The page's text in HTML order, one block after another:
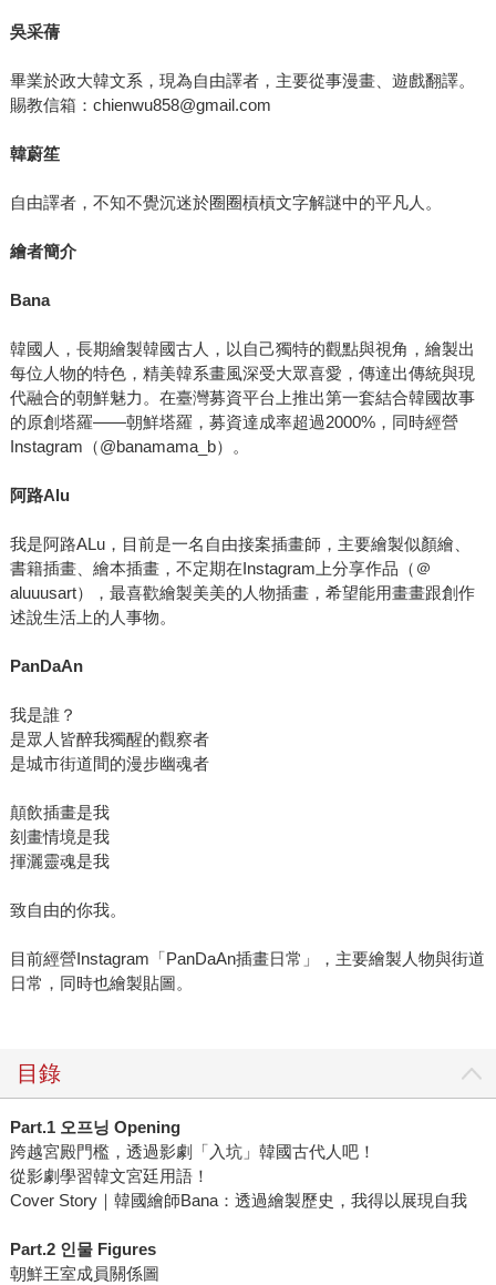
吳采蒨
畢業於政大韓文系，現為自由譯者，主要從事漫畫、遊戲翻譯。
賜教信箱：chienwu858@gmail.com
韓蔚笙
自由譯者，不知不覺沉迷於圈圈槓槓文字解謎中的平凡人。
繪者簡介
Bana
韓國人，長期繪製韓國古人，以自己獨特的觀點與視角，繪製出
每位人物的特色，精美韓系畫風深受大眾喜愛，傳達出傳統與現
代融合的朝鮮魅力。在臺灣募資平台上推出第一套結合韓國故事
的原創塔羅——朝鮮塔羅，募資達成率超過2000%，同時經營
Instagram（@banamama_b）。
阿路Alu
我是阿路ALu，目前是一名自由接案插畫師，主要繪製似顏繪、
書籍插畫、繪本插畫，不定期在Instagram上分享作品（＠
aluuusart），最喜歡繪製美美的人物插畫，希望能用畫畫跟創作
述說生活上的人事物。
PanDaAn
我是誰？
是眾人皆醉我獨醒的觀察者
是城市街道間的漫步幽魂者
顛飲插畫是我
刻畫情境是我
揮灑靈魂是我
致自由的你我。
目前經營Instagram「PanDaAn插畫日常」，主要繪製人物與街道
日常，同時也繪製貼圖。
目錄
Part.1 오프닝 Opening
跨越宮殿門檻，透過影劇「入坑」韓國古代人吧！
從影劇學習韓文宮廷用語！
Cover Story｜韓國繪師Bana：透過繪製歷史，我得以展現自我
Part.2 인물 Figures
朝鮮王室成員關係圖